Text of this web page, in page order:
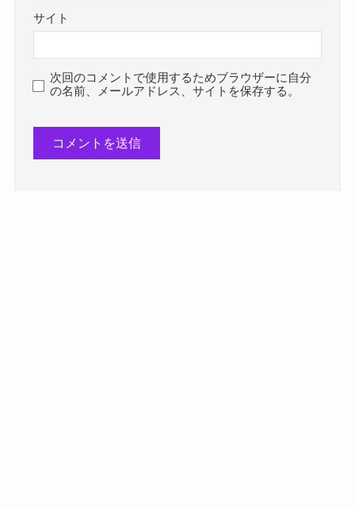
サイト
次回のコメントで使用するためブラウザーに自分
の名前、メールアドレス、サイトを保存する。